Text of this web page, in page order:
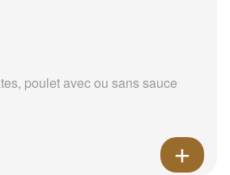
poulet avec ou sans sauce